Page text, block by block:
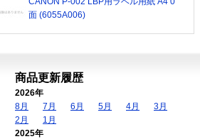
面 (6055A006)
商品更新履歴
2026年
8月
7月 6月 5月 4月
3月
2月
1月
2025年